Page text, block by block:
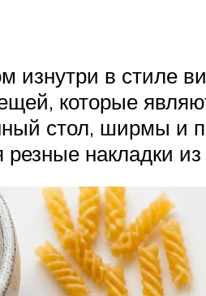
в стиле
которые
стол, ширмы и
резные накладки